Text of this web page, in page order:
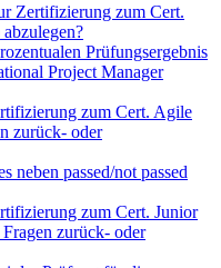
Zertifizierung zum Cert.
Prüfungsergebnis
Project Manager
zum Cert. Agile
zurück- oder
neben passed/not passed
zum Cert. Junior
zurück- oder